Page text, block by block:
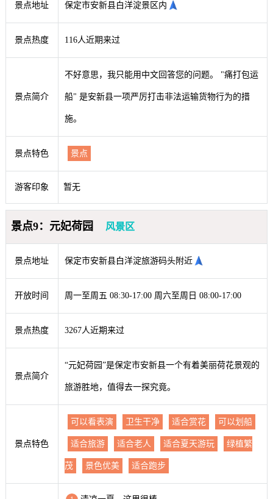
景点地址 保定市安新县白洋淀景区内
景点热度 116人近期来过
景点简介
不好意思，我只能用中文回答您的问题。 "痛打包运
船" 是安新县一项严厉打击非法运输货物行为的措
施。
景点特色 景点
游客印象 暂无
景点9：元妃荷园 风景区
景点地址 保定市安新县白洋淀旅游码头附近
开放时间 周一至周五 08:30-17:00 周六至周日 08:00-17:00
景点热度 3267人近期来过
景点简介
“元妃荷园”是保定市安新县一个有着美丽荷花景观的
旅游胜地，值得去一探究竟。
景点特色
可以看表演 卫生干净 适合赏花 可以划船
适合旅游 适合老人 适合夏天游玩 绿植繁
茂 景色优美 适合跑步